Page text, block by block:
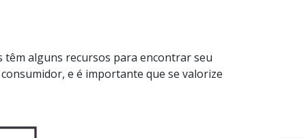
têm alguns recursos para encontrar seu
e é importante que se valorize